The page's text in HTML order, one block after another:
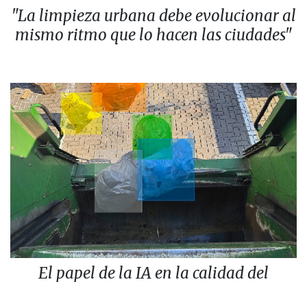
"La limpieza urbana debe evolucionar al
mismo ritmo que lo hacen las ciudades"
El papel de la IA en la calidad del